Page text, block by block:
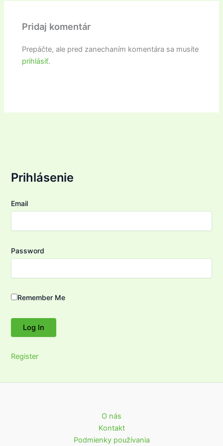
Pridaj komentár
Prepáčte, ale pred zanechaním komentára sa musíte
prihlásiť.
Prihlásenie
Email
Password
Remember Me
Register
O nás
Kontakt
Podmienky používania